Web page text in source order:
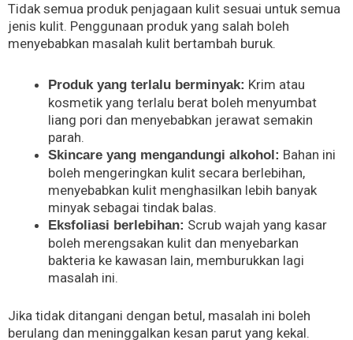
Tidak semua produk penjagaan kulit sesuai untuk semua
jenis kulit. Penggunaan produk yang salah boleh
menyebabkan masalah kulit bertambah buruk.
Produk yang terlalu berminyak: Krim atau
kosmetik yang terlalu berat boleh menyumbat
liang pori dan menyebabkan jerawat semakin
parah.
Skincare yang mengandungi alkohol: Bahan ini
boleh mengeringkan kulit secara berlebihan,
menyebabkan kulit menghasilkan lebih banyak
minyak sebagai tindak balas.
Eksfoliasi berlebihan: Scrub wajah yang kasar
boleh merengsakan kulit dan menyebarkan
bakteria ke kawasan lain, memburukkan lagi
masalah ini.
Jika tidak ditangani dengan betul, masalah ini boleh
berulang dan meninggalkan kesan parut yang kekal.